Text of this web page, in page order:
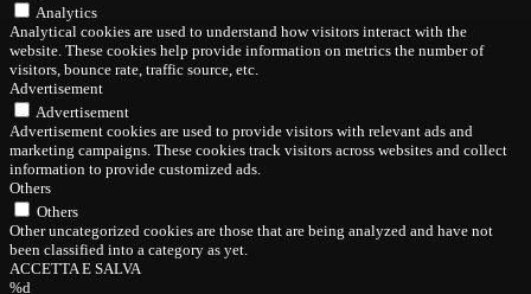
Analytics
Analytical cookies are used to understand how visitors interact with the
website. These cookies help provide information on metrics the number of
visitors, bounce rate, traffic source, etc.
Advertisement
Advertisement
Advertisement cookies are used to provide visitors with relevant ads and
marketing campaigns. These cookies track visitors across websites and collect
information to provide customized ads.
Others
Others
Other uncategorized cookies are those that are being analyzed and have not
been classified into a category as yet.
ACCETTA E SALVA
%d